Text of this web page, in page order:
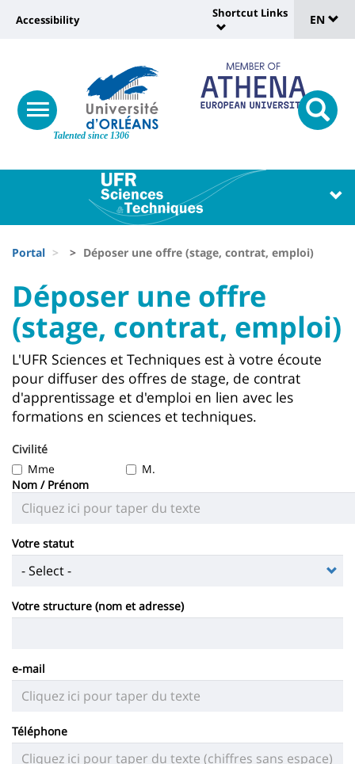
Site
Talented since 1306
Université
Recherche
responsive
menu
Université
vers
page
Accessibility
:
Shortcut
Links
Shortcut Links
de
EN
Université
Block
liste
des
composantes
d'Ariane
Portal Déposer une offre (stage, contrat, emploi)
University
:
Sidebar
University
:
Main
content
Titre
de
page
Déposer une offre
(stage, contrat, emploi)
Contenu
de
la
page
principale
L'UFR Sciences et Techniques est à votre écoute
pour diffuser des offres de stage, de contrat
d'apprentissage et d'emploi en lien avec les
formations en sciences et techniques.
Civilité
Mme
M.
Nom / Prénom
Votre statut
Votre structure (nom et adresse)
e-mail
Téléphone